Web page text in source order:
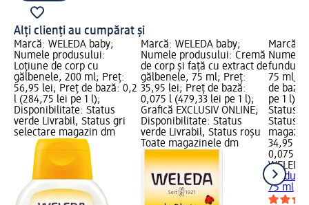
Alți clienți au cumpărat și
Marcă: WELEDA baby;
Numele produsului:
Loțiune de corp cu
gălbenele, 200 ml; Preț:
56,95 lei; Preț de bază: 0,2
l (284,75 lei pe 1 l);
Disponibilitate: Status
verde Livrabil, Status gri
selectare magazin dm
Marcă: WELEDA baby;
Numele produsului: Cremă
de corp și față cu extract de
gălbenele, 75 ml; Preț:
35,95 lei; Preț de bază:
0,075 l (479,33 lei pe 1 l);
Grafică EXCLUSIV ONLINE;
Disponibilitate: Status
verde Livrabil, Status roșu
Toate magazinele dm
Marcă:
Numele
75 ml;
de
pe 1 l);
Status
Status
34,95 lei
0,075 l
75 ml